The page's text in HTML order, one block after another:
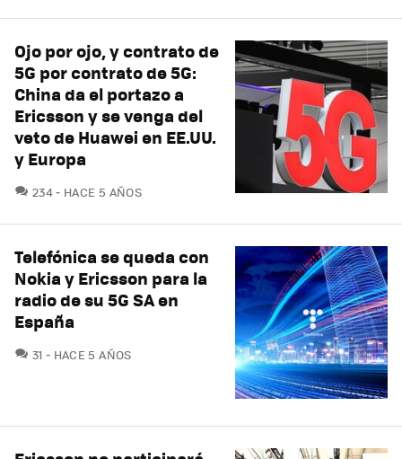
Ojo por ojo, y contrato de
5G por contrato de 5G:
China da el portazo a
Ericsson y se venga del
veto de Huawei en EE.UU.
y Europa
234COMENTARIOS
HACE 5 AÑOS
Telefónica se queda con
Nokia y Ericsson para la
radio de su 5G SA en
España
31 COMENTARIOS
HACE 5 AÑOS